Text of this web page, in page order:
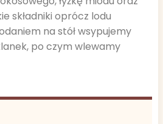
składniki oprócz lodu
na stół wsypujemy
po czym wlewamy